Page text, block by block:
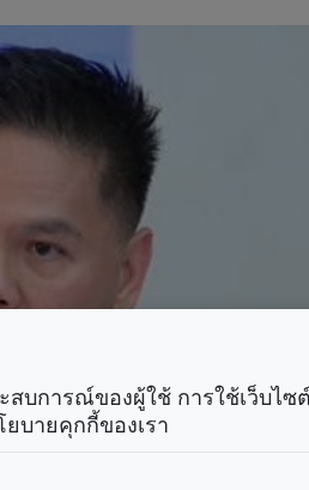
สบการณ์ของผู้ใช้ การใช้เว็บไ
บายคุกกี้ของเรา